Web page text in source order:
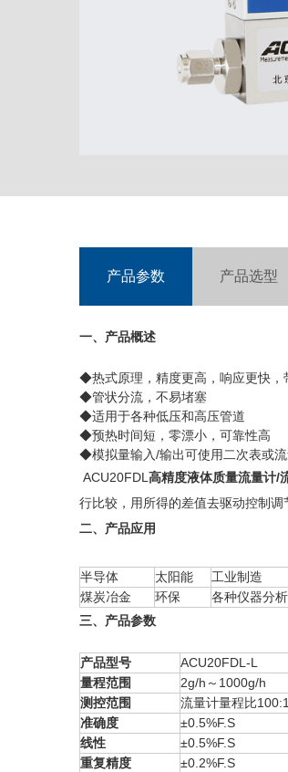
产品参数 产品选型
一、产品概述
◆热式原理，精度更高，响应更快，
◆管状分流，不易堵塞
◆适用于各种低压和高压管道
◆预热时间短，零漂小，可靠性高
◆模拟量输入/输出可使用二次表或
ACU20FDL 高精度液体质量流量计/
行比较，用所得的差值去驱动控制调
二、产品应用
半导体 太阳能 工业制造
煤炭冶金
环保
各种仪器分析
三、产品参数
产品型号
ACU20FDL-L
量程范围
2g/h～1000g/h
测控范围
流量计量程比
准确度
±0.5%F.S
线性
±0.5%F.S
重复精度
±0.2%F.S